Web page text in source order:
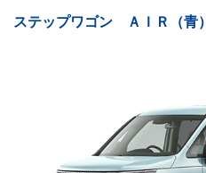
ステップワゴン ＡＩＲ（青）